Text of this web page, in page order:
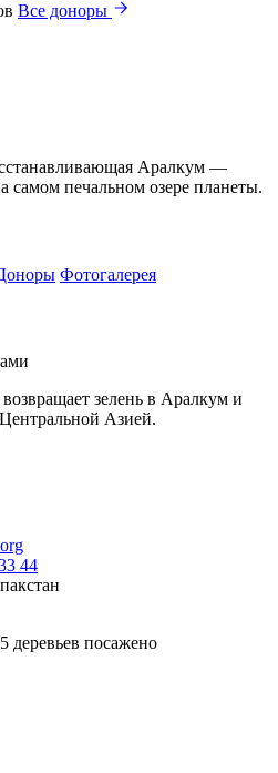
Все доноры
Аралкум —
печальном озере планеты.
Фотогалерея
зелень в Аралкум и
Азией.
44
деревьев посажено